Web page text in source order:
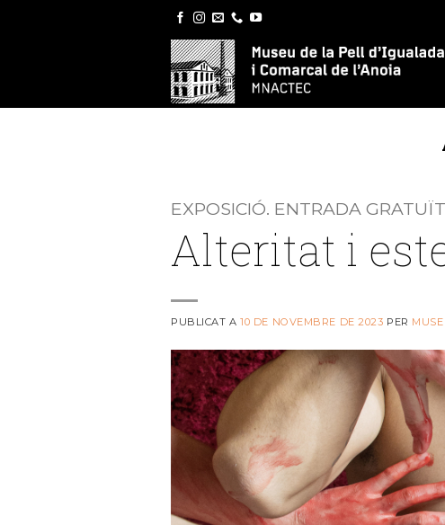
EXPOSICIÓ. ENTRADA
Alteritat i
PUBLICAT A10 DE NOVEMBRE DE 2023 PER